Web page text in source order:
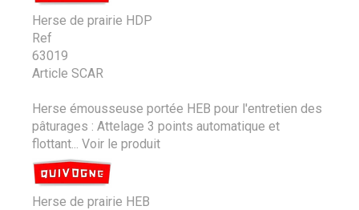
Herse de prairie HDP
Ref
63019
Article SCAR
Herse émousseuse portée HEB pour l'entretien des
pâturages : Attelage 3 points automatique et
flottant...
Voir le produit
Herse de prairie HEB